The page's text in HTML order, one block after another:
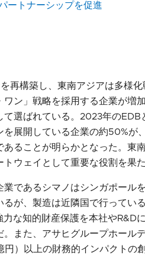
ートナーシップを促進
再構築し、東南アジアは多様化
ン」戦略を採用する企業が増
選ばれている。2023年のEDB
展開している企業の約50%が
ることが明らかとなった。東
ウェイとして重要な役割を果
であるシマノはシンガポール
が、製造は近隣国で行っている
な知的財産保護を本社やR&D
また、アサヒグループホール
）以上の財務的インパクトの